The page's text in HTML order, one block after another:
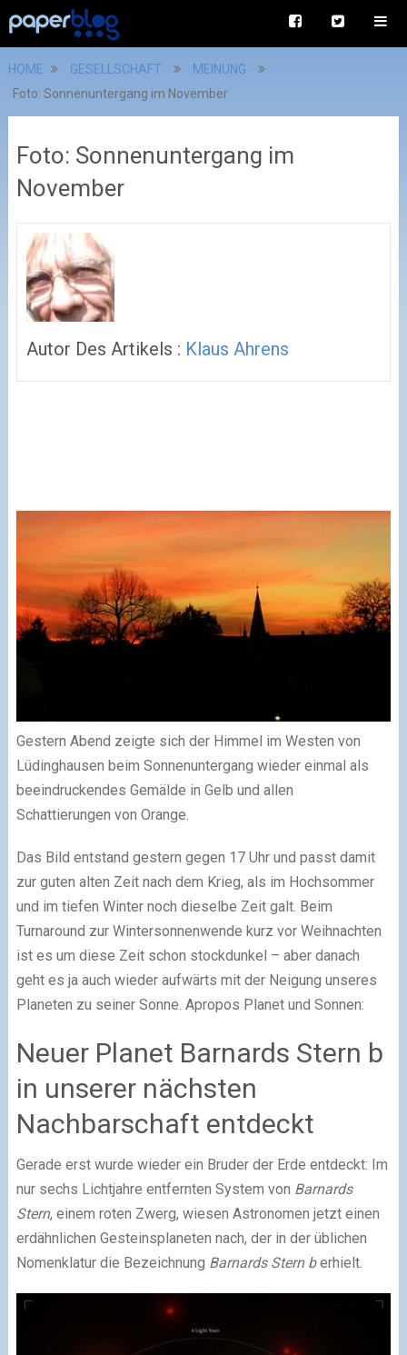
HOME GESELLSCHAFT
MEINUNG
Foto: Sonnenuntergang im November
Foto: Sonnenuntergang im
November
Autor Des Artikels : Klaus Ahrens
Gestern Abend zeigte sich der Himmel im Westen von
Lüdinghausen beim Sonnenuntergang wieder einmal als
beeindruckendes Gemälde in Gelb und allen
Schattierungen von Orange.
Das Bild entstand gestern gegen 17 Uhr und passt damit
zur guten alten Zeit nach dem Krieg, als im Hochsommer
und im tiefen Winter noch dieselbe Zeit galt. Beim
Turnaround zur Wintersonnenwende kurz vor Weihnachten
ist es um diese Zeit schon stockdunkel – aber danach
geht es ja auch wieder aufwärts mit der Neigung unseres
Planeten zu seiner Sonne. Apropos Planet und Sonnen:
Neuer Planet Barnards Stern b
in unserer nächsten
Nachbarschaft entdeckt
Gerade erst wurde wieder ein Bruder der Erde entdeckt: Im
nur sechs Lichtjahre entfernten System von Barnards
Stern, einem roten Zwerg, wiesen Astronomen jetzt einen
erdähnlichen Gesteinsplaneten nach, der in der üblichen
Nomenklatur die Bezeichnung Barnards Stern berhielt.